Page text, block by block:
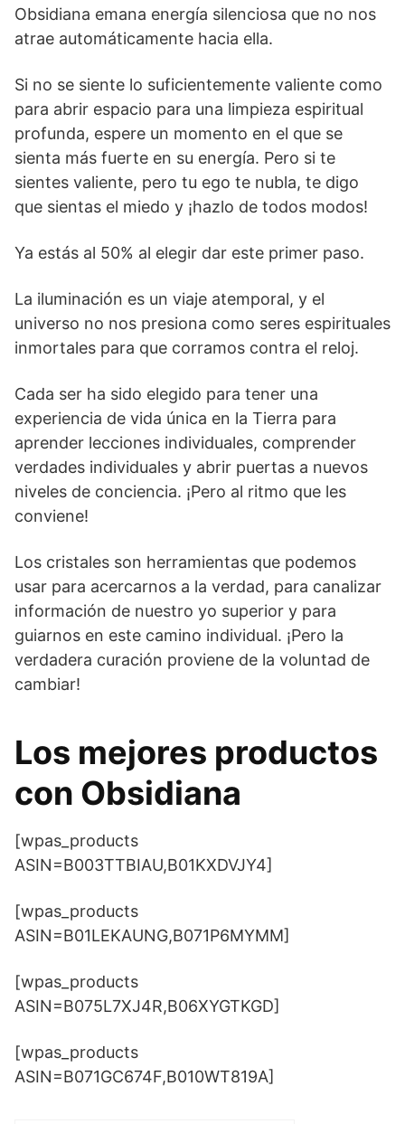
Obsidiana emana energía silenciosa que no nos
atrae automáticamente hacia ella.
Si no se siente lo suficientemente valiente como
para abrir espacio para una limpieza espiritual
profunda, espere un momento en el que se
sienta más fuerte en su energía. Pero si te
sientes valiente, pero tu ego te nubla, te digo
que sientas el miedo y ¡hazlo de todos modos!
Ya estás al 50% al elegir dar este primer paso.
La iluminación es un viaje atemporal, y el
universo no nos presiona como seres espirituales
inmortales para que corramos contra el reloj.
Cada ser ha sido elegido para tener una
experiencia de vida única en la Tierra para
aprender lecciones individuales, comprender
verdades individuales y abrir puertas a nuevos
niveles de conciencia. ¡Pero al ritmo que les
conviene!
Los cristales son herramientas que podemos
usar para acercarnos a la verdad, para canalizar
información de nuestro yo superior y para
guiarnos en este camino individual. ¡Pero la
verdadera curación proviene de la voluntad de
cambiar!
Los mejores productos
con Obsidiana
[wpas_products
ASIN=B003TTBIAU,B01KXDVJY4]
[wpas_products
ASIN=B01LEKAUNG,B071P6MYMM]
[wpas_products
ASIN=B075L7XJ4R,B06XYGTKGD]
[wpas_products
ASIN=B071GC674F,B010WT819A]